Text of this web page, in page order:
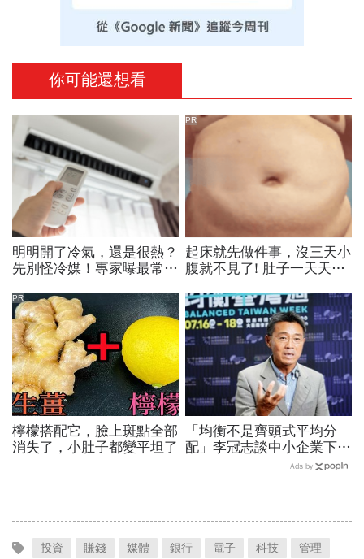
你可能還想看
明明開了冷氣，還是很熱？
先別怪冷媒！專家曝最常出
起床就先做件事，沒三天小
腹就不見了! 肚子一天天變
PR
檸檬搭配它，臉上斑點全部
消失了，小肚子都變平坦了
PR
「均衡不是齊頭式平均分
配」李冠志談中小企業下一
階段競爭力：從生存走向創
Ads by
投資 賺錢 媒體 銀行 電子 科技
管理